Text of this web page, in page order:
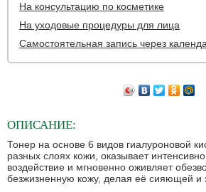
На консультацию по косметике
На уходовые процедуры для лица
Самостоятельная запись через
ОПИСАНИЕ:
Тонер на основе 6 видов гиалуроновой
разных слоях кожи, оказывает
воздействие и мгновенно оживляет
безжизненную кожу, делая её сияющей и